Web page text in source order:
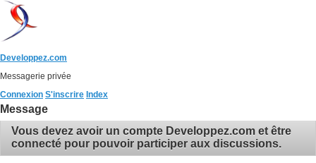
Developpez.com
Messagerie privée
Connexion S'inscrire Index
Message
Vous devez avoir un compte Developpez.com et être
connecté pour pouvoir participer aux discussions.